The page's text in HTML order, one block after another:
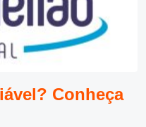
Conheça